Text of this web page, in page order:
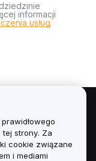
informacji
usług
strony. Za
cookie związane
i mediami